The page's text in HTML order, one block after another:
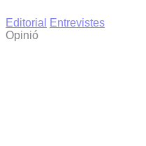
Editorial
Entrevistes
Opinió